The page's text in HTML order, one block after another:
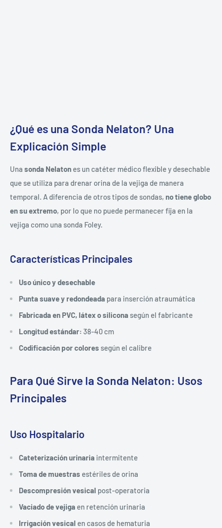
¿Qué es una Sonda Nelaton? Una
Explicación Simple
Una sonda Nelaton es un catéter médico flexible y desechable
que se utiliza para drenar orina de la vejiga de manera
temporal. A diferencia de otros tipos de sondas, no tiene globo
en su extremo, por lo que no puede permanecer fija en la
vejiga como una sonda Foley.
Características Principales
Uso único y desechable
Punta suave y redondeada para inserción atraumática
Fabricada en PVC, látex o silicona según el fabricante
Longitud estándar: 38-40 cm
Codificación por colores según el calibre
Para Qué Sirve la Sonda Nelaton: Usos
Principales
Uso Hospitalario
Cateterización urinaria intermitente
Toma de muestras estériles de orina
Descompresión vesical post-operatoria
Vaciado de vejiga en retención urinaria
Irrigación vesical en casos de hematuria